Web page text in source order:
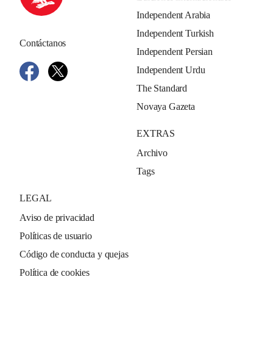
Contáctanos
Independent Arabia
Independent Turkish
Independent Persian
Independent Urdu
The Standard
Novaya Gazeta
EXTRAS
Archivo
Tags
LEGAL
Aviso de privacidad
Políticas de usuario
Código de conducta y quejas
Política de cookies